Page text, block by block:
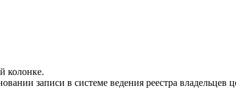
колонке.
записи в системе ведения реестра владельцев